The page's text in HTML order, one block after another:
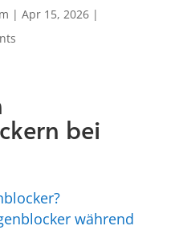
| Apr 15, 2026|
bei
während